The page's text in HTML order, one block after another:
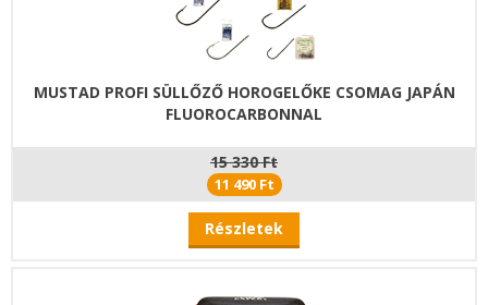
MUSTAD PROFI SÜLLŐZŐ HOROGELŐKE CSOMAG JAPÁN
FLUOROCARBONNAL
15 330 Ft
11 490 Ft
Részletek